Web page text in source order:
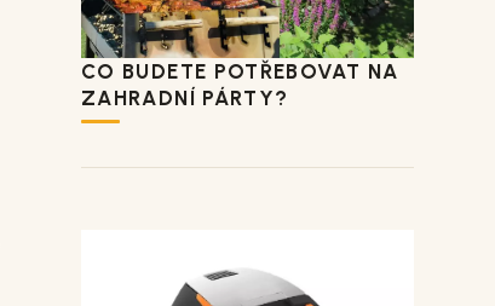
CO BUDETE POTŘEBOVAT NA
ZAHRADNÍ PÁRTY?